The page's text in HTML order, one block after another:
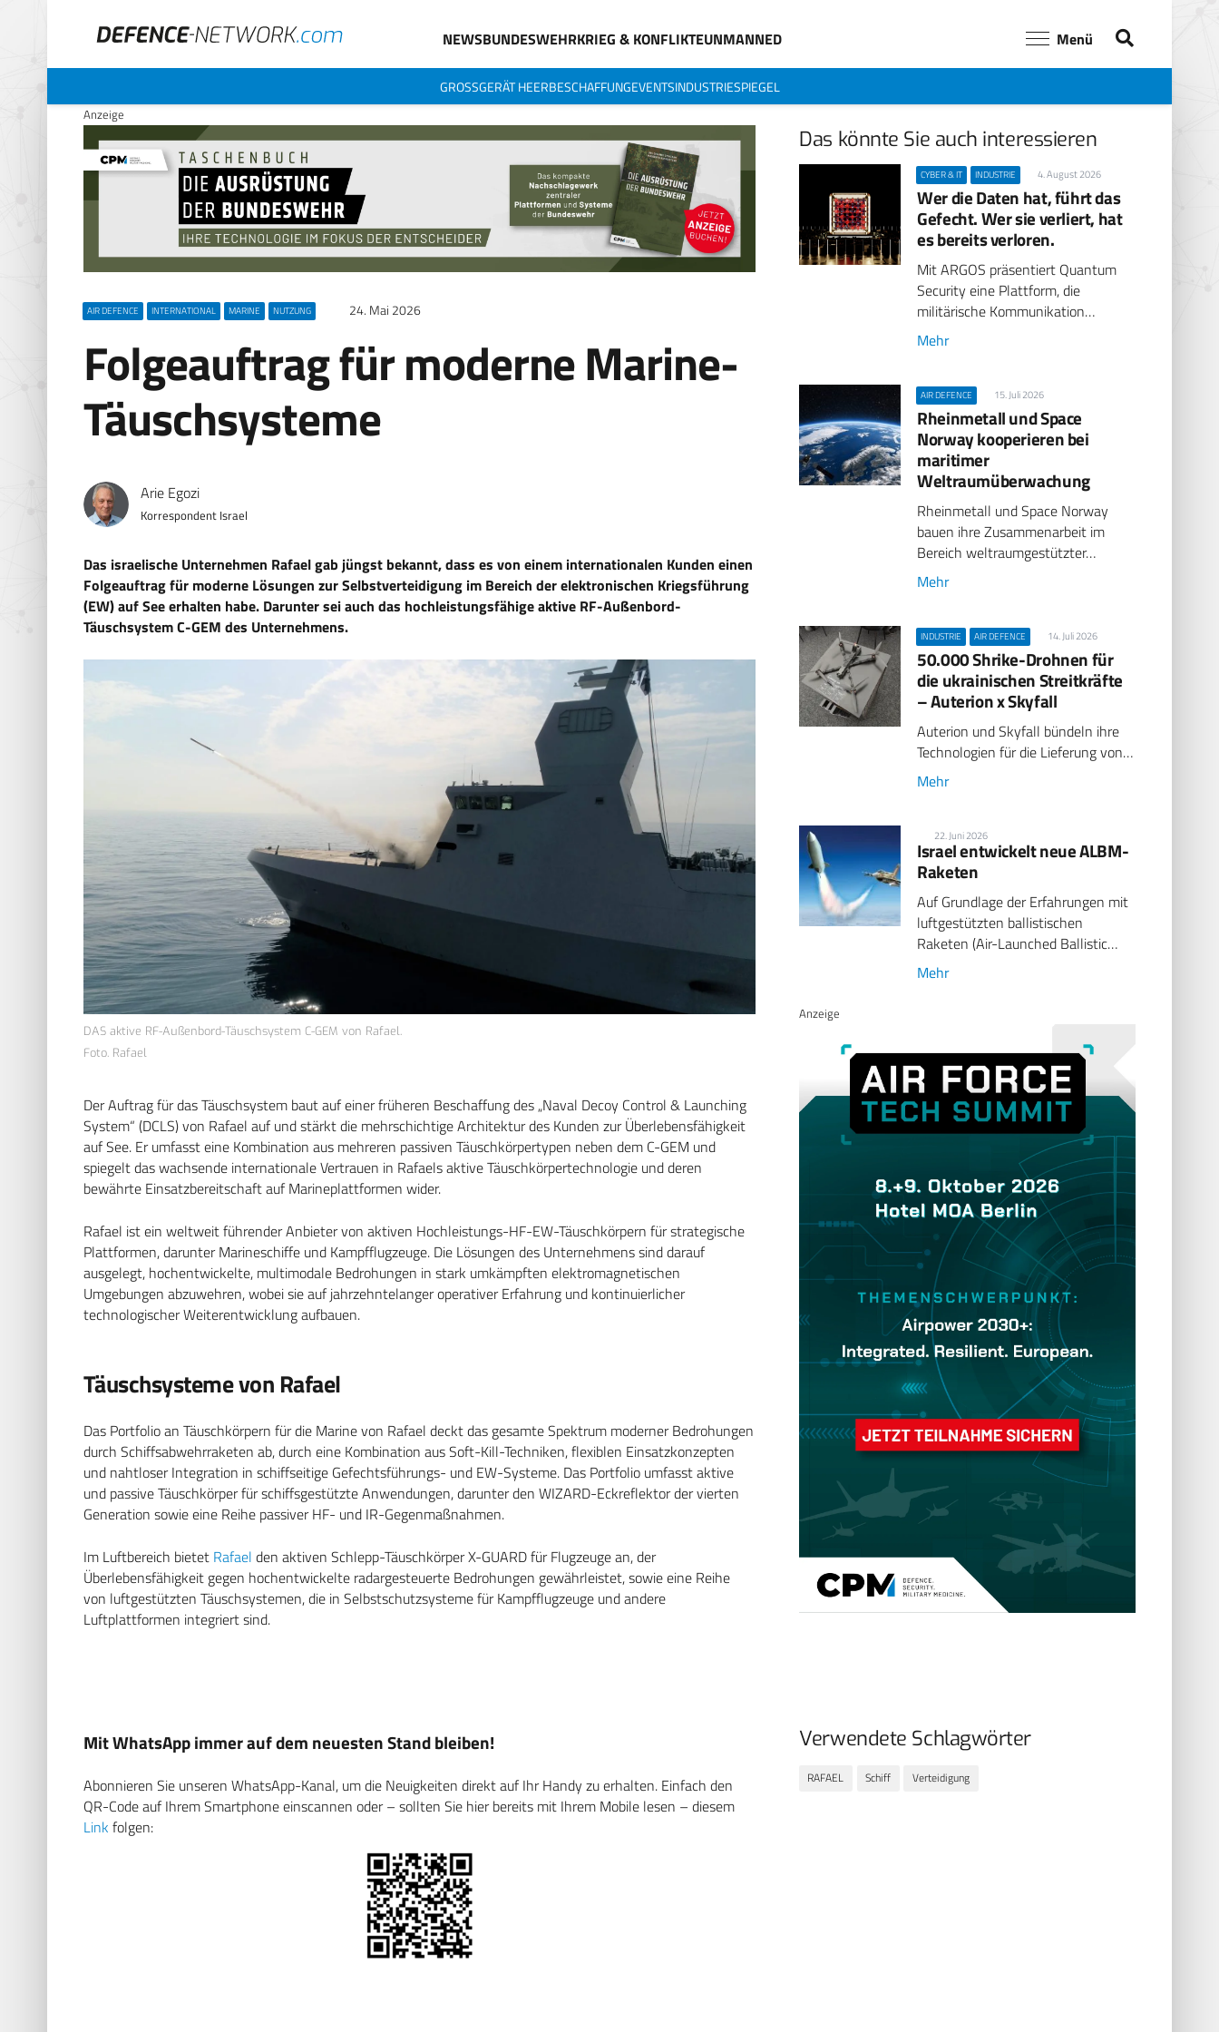
NEWSBUNDESWEHRKRIEG & KONFLIKTEUNMANNED Menü
GROSSGERÄT HEERBESCHAFFUNGEVENTSINDUSTRIESPIEGEL
Anzeige
AIR DEFENCE INTERNATIONAL MARINE NUTZUNG 24. Mai 2026
Folgeauftrag für moderne Marine-
Täuschsysteme
Arie Egozi
Korrespondent Israel
Das israelische Unternehmen Rafael gab jüngst bekannt, dass es von einem internationalen Kunden einen
Folgeauftrag für moderne Lösungen zur Selbstverteidigung im Bereich der elektronischen Kriegsführung
(EW) auf See erhalten habe. Darunter sei auch das hochleistungsfähige aktive RF-Außenbord-
Täuschsystem C-GEM des Unternehmens.
DAS aktive RF-Außenbord-Täuschsystem C-GEM von Rafael.
Foto. Rafael
Der Auftrag für das Täuschsystem baut auf einer früheren Beschaffung des „Naval Decoy Control & Launching
System“ (DCLS) von Rafael auf und stärkt die mehrschichtige Architektur des Kunden zur Überlebensfähigkeit
auf See. Er umfasst eine Kombination aus mehreren passiven Täuschkörpertypen neben dem C-GEM und
spiegelt das wachsende internationale Vertrauen in Rafaels aktive Täuschkörpertechnologie und deren
bewährte Einsatzbereitschaft auf Marineplattformen wider.
Rafael ist ein weltweit führender Anbieter von aktiven Hochleistungs-HF-EW-Täuschkörpern für strategische
Plattformen, darunter Marineschiffe und Kampfflugzeuge. Die Lösungen des Unternehmens sind darauf
ausgelegt, hochentwickelte, multimodale Bedrohungen in stark umkämpften elektromagnetischen
Umgebungen abzuwehren, wobei sie auf jahrzehntelanger operativer Erfahrung und kontinuierlicher
technologischer Weiterentwicklung aufbauen.
Täuschsysteme von Rafael
Das Portfolio an Täuschkörpern für die Marine von Rafael deckt das gesamte Spektrum moderner Bedrohungen
durch Schiffsabwehrraketen ab, durch eine Kombination aus Soft-Kill-Techniken, flexiblen Einsatzkonzepten
und nahtloser Integration in schiffseitige Gefechtsführungs- und EW-Systeme. Das Portfolio umfasst aktive
und passive Täuschkörper für schiffsgestützte Anwendungen, darunter den WIZARD-Eckreflektor der vierten
Generation sowie eine Reihe passiver HF- und IR-Gegenmaßnahmen.
Im Luftbereich bietet Rafael den aktiven Schlepp-Täuschkörper X-GUARD für Flugzeuge an, der
Überlebensfähigkeit gegen hochentwickelte radargesteuerte Bedrohungen gewährleistet, sowie eine Reihe
von luftgestützten Täuschsystemen, die in Selbstschutzsysteme für Kampfflugzeuge und andere
Luftplattformen integriert sind.
Mit WhatsApp immer auf dem neuesten Stand bleiben!
Abonnieren Sie unseren WhatsApp-Kanal, um die Neuigkeiten direkt auf Ihr Handy zu erhalten. Einfach den
QR-Code auf Ihrem Smartphone einscannen oder – sollten Sie hier bereits mit Ihrem Mobile lesen – diesem
Link folgen:
Das könnte Sie auch interessieren
CYBER & IT INDUSTRIE 4. August 2026
Wer die Daten hat, führt das
Gefecht. Wer sie verliert, hat
es bereits verloren.
Mit ARGOS präsentiert Quantum
Security eine Plattform, die
militärische Kommunikation…
Mehr
AIR DEFENCE 15. Juli 2026
Rheinmetall und Space
Norway kooperieren bei
maritimer
Weltraumüberwachung
Rheinmetall und Space Norway
bauen ihre Zusammenarbeit im
Bereich weltraumgestützter…
Mehr
INDUSTRIE AIR DEFENCE 14. Juli 2026
50.000 Shrike-Drohnen für
die ukrainischen Streitkräfte
– Auterion x Skyfall
Auterion und Skyfall bündeln ihre
Technologien für die Lieferung von…
Mehr
22. Juni 2026
Israel entwickelt neue ALBM-
Raketen
Auf Grundlage der Erfahrungen mit
luftgestützten ballistischen
Raketen (Air-Launched Ballistic…
Mehr
Anzeige
Verwendete Schlagwörter
RAFAEL Schiff Verteidigung